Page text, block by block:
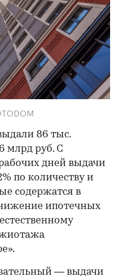
86 тыс.
млрд руб. С
дней выдачи
по количеству и
содержатся в
ипотечных
— выдачи